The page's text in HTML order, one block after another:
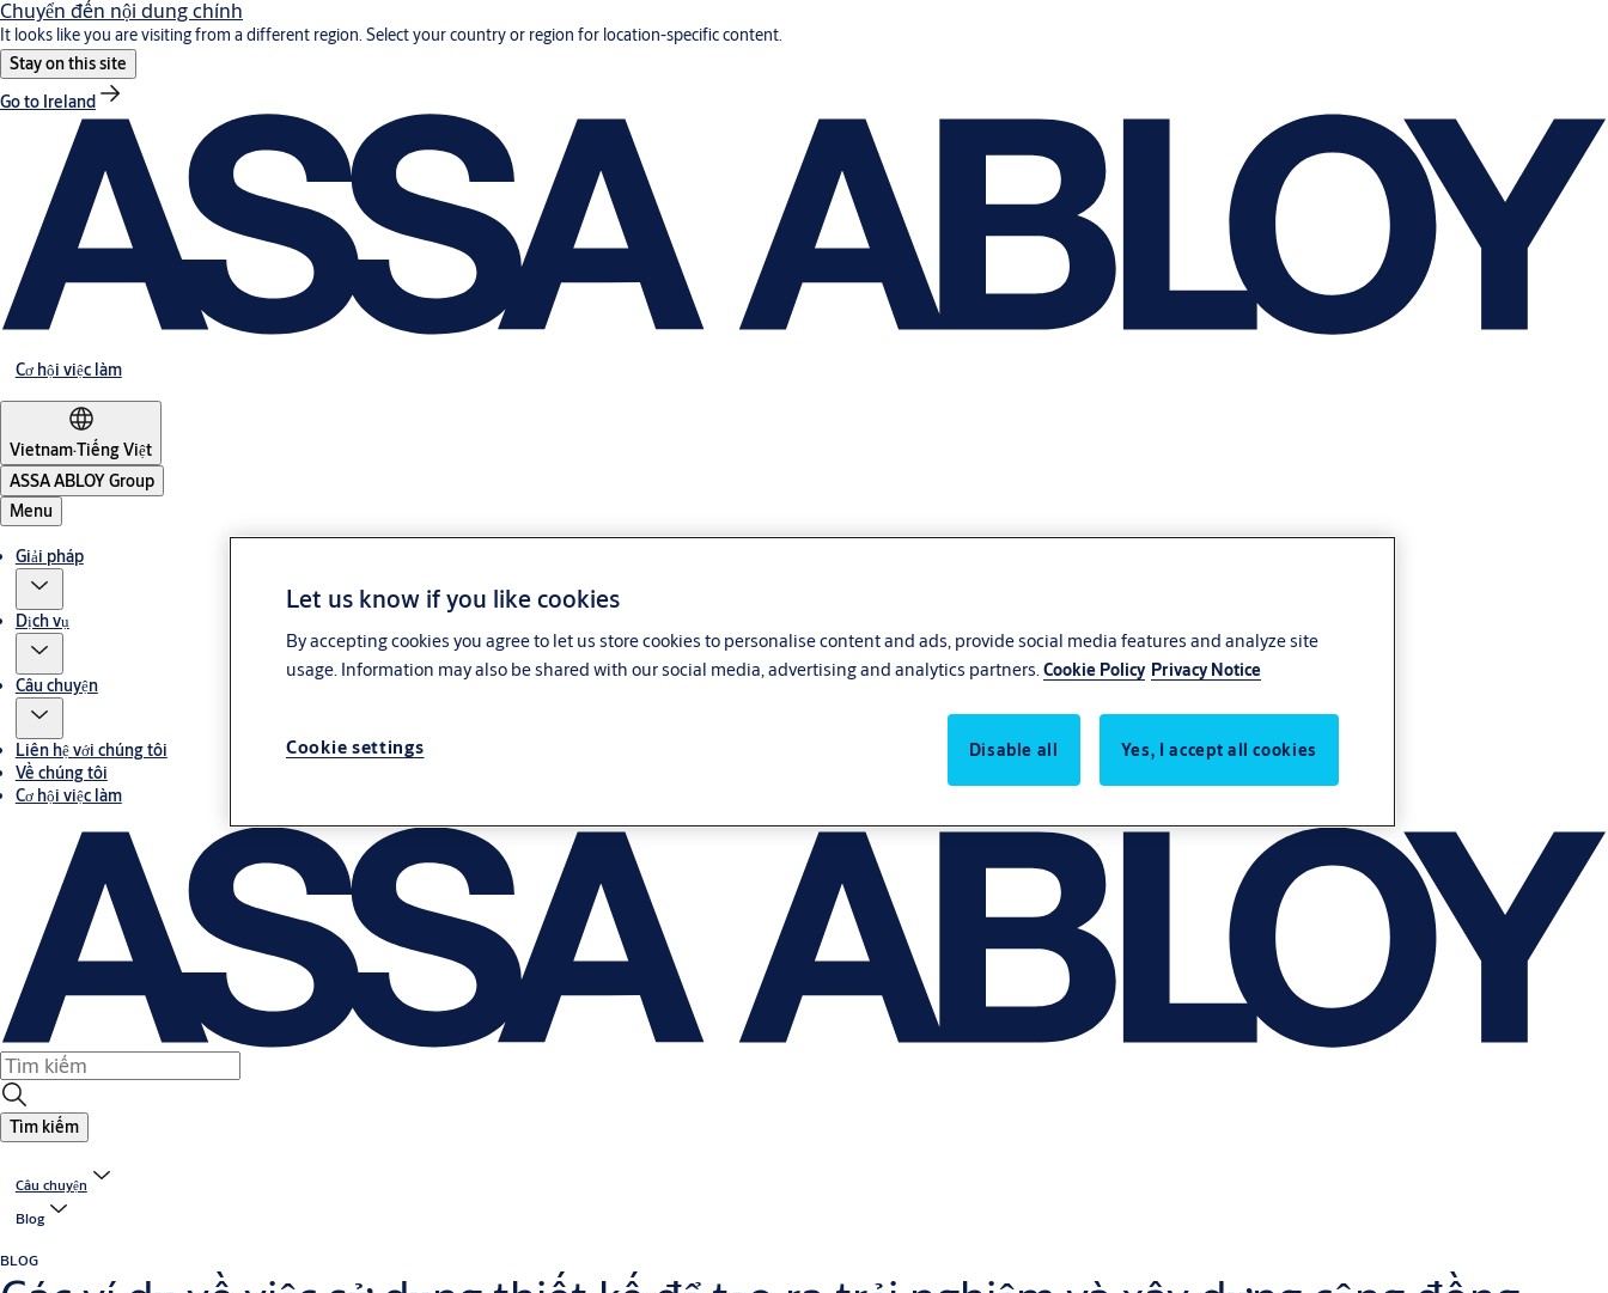
Chuyển đến nội dung chính
It looks like you are visiting from a different region. Select your country or region for location-specific content.
Stay on this site
Go to Ireland
Cơ hội việc làm
Vietnam·Tiếng Việt
ASSA ABLOY Group
Menu
Giải pháp
Dịch vụ
Câu chuyện
Liên hệ với chúng tôi
Về chúng tôi
Cơ hội việc làm
Tìm kiếm
Câu chuyện
Blog
BLOG
Let us know if you like cookies
By accepting cookies you agree to let us store cookies to personalise content and ads, provide social media features and analyze site
usage. Information may also be shared with our social media, advertising and analytics partners.Cookie Policy Privacy Notice
Cookie settings Disable all Yes, I accept all cookies